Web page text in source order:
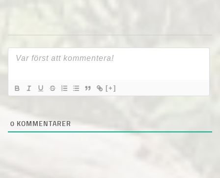
[+]
0 KOMMENTARER